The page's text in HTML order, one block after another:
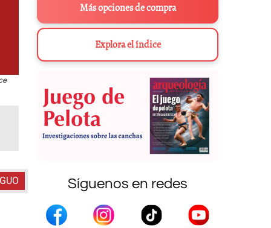
Códice Mendocino
Más opciones de compra
Explora el índice
Síguenos en redes